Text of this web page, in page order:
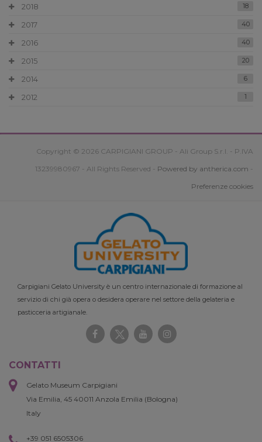
2018 18
2017 40
2016 40
2015 20
2014 6
2012 1
Copyright © 2026 CARPIGIANI GROUP - Ali Group S.r.l. - P.IVA
13239980967 - All Rights Reserved - Powered by antherica.com -
Preferenze cookies
Carpigiani Gelato University è un centro internazionale di formazione al
servizio di chi già opera o desidera operare nel settore della gelateria e
pasticceria artigianale.
CONTATTI
Gelato Museum Carpigiani
Via Emilia, 45 40011 Anzola Emilia (Bologna)
Italy
+39 051 6505306